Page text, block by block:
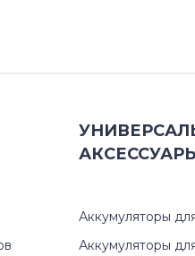
Аккумуляторы
Аккумуляторы